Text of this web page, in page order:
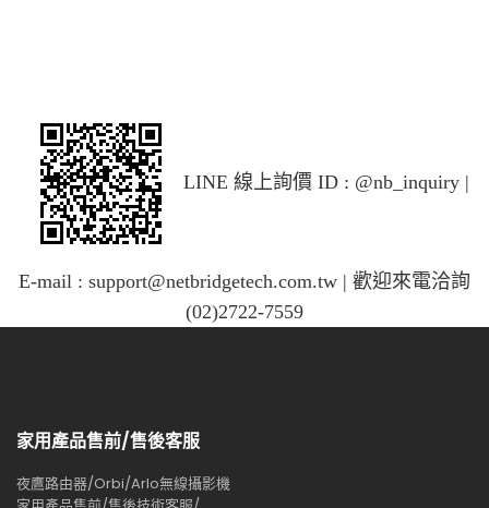
LINE 線上詢價 ID : @nb_inquiry |
E-mail : support@netbridgetech.com.tw | 歡迎來電洽詢
(02)2722-7559
家用產品售前/售後客服
夜鷹路由器/Orbi/Arlo無線攝影機